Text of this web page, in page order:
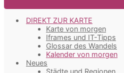
DIREKT ZUR KARTE
Karte von morgen
Iframes und IT-Tipps
Glossar des Wandels
Kalender von morgen
Neues